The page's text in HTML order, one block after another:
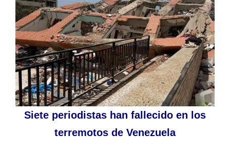
Siete periodistas han fallecido en los
terremotos de Venezuela